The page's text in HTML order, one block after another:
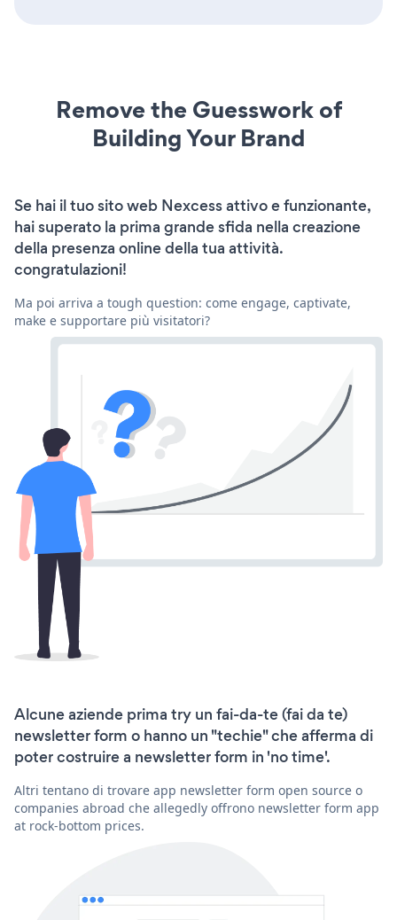
Remove the Guesswork of
Building Your Brand
Se hai il tuo sito web Nexcess attivo e funzionante,
hai superato la prima grande sfida nella creazione
della presenza online della tua attività.
congratulazioni!
Ma poi arriva a tough question: come engage, captivate,
make e supportare più visitatori?
Alcune aziende prima try un fai-da-te (fai da te)
newsletter form o hanno un "techie" che afferma di
poter costruire a newsletter form in 'no time'.
Altri tentano di trovare app newsletter form open source o
companies abroad che allegedly offrono newsletter form app
at rock-bottom prices.